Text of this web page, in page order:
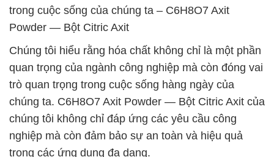
trong cuộc sống của chúng ta – C6H8O7 Axit
Powder — Bột Citric Axit
Chúng tôi hiểu rằng hóa chất không chỉ là một phần
quan trọng của ngành công nghiệp mà còn đóng vai
trò quan trọng trong cuộc sống hàng ngày của
chúng ta. C6H8O7 Axit Powder — Bột Citric Axit của
chúng tôi không chỉ đáp ứng các yêu cầu công
nghiệp mà còn đảm bảo sự an toàn và hiệu quả
trong các ứng dụng đa dạng.